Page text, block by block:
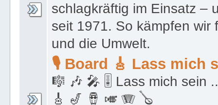
schlagkräftig im Einsatz –
seit 1971. So kämpfen wir
und die Umwelt.
🎙 Board 🎸 Lass mich
🎼 🎶 🎤 🎚 Lass mich sein
🎸 🎷 🪘 🎺 🪗 🪕